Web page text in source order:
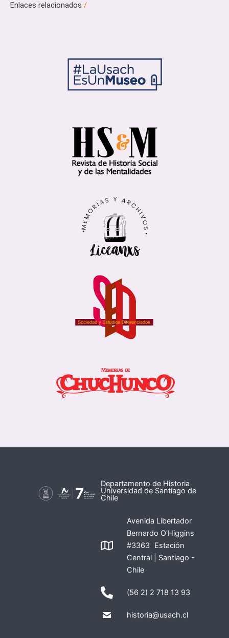
Enlaces relacionados /
Departamento de Historia
Universidad de Santiago de
Chile
Avenida Libertador
Bernardo O'Higgins
#3363 Estación
Central | Santiago -
Chile
(56 2) 2 718 13 93
historia@usach.cl